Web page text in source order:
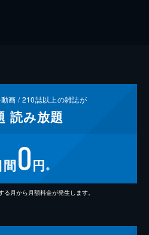
画 /210誌以上の雑誌が
読み放題
間0円 ※
月から月額料金が発生します。